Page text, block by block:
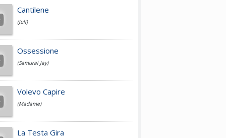
Achille Lauro
Cesare Cremonini
Jovanotti
Fedez
Cantilene
(Juli)
Ossessione
(Samurai Jay)
Volevo Capire
(Madame)
La Testa Gira